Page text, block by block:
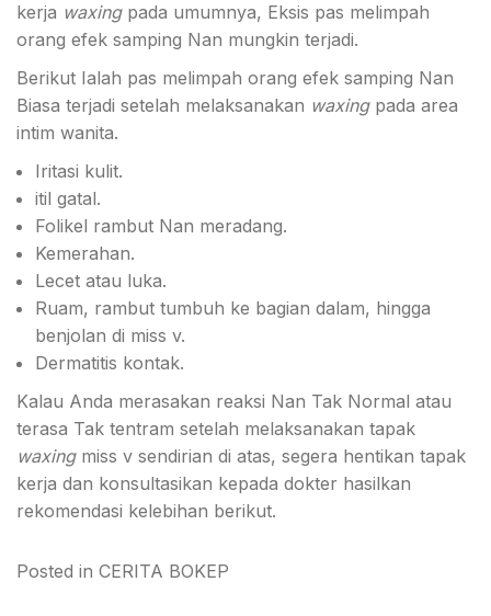
kerja waxing pada umumnya, Eksis pas melimpah
orang efek samping Nan mungkin terjadi.
Berikut Ialah pas melimpah orang efek samping Nan
Biasa terjadi setelah melaksanakan waxingpada area
intim wanita.
Iritasi kulit.
itil gatal.
Folikel rambut Nan meradang.
Kemerahan.
Lecet atau luka.
Ruam, rambut tumbuh ke bagian dalam, hingga
benjolan di miss v.
Dermatitis kontak.
Kalau Anda merasakan reaksi Nan Tak Normal atau
terasa Tak tentram setelah melaksanakan tapak
waxing miss v sendirian di atas, segera hentikan tapak
kerja dan konsultasikan kepada dokter hasilkan
rekomendasi kelebihan berikut.
Posted in CERITA BOKEP